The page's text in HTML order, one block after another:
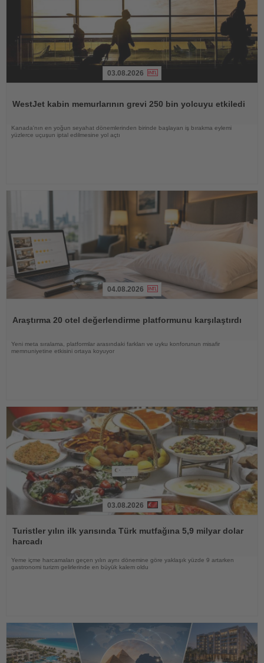
03.08.2026
WestJet kabin memurlarının grevi 250 bin yolcuyu etkiledi
Kanada'nın en yoğun seyahat dönemlerinden birinde başlayan iş bırakma eylemi
yüzlerce uçuşun iptal edilmesine yol açtı
04.08.2026
Araştırma 20 otel değerlendirme platformunu karşılaştırdı
Yeni meta sıralama, platformlar arasındaki farkları ve uyku konforunun misafir
memnuniyetine etkisini ortaya koyuyor
Oku
03.08.2026
Turistler yılın ilk yarısında Türk mutfağına 5,9 milyar dolar
harcadı
Yeme içme harcamaları geçen yılın aynı dönemine göre yaklaşık yüzde 9 artarken
gastronomi turizm gelirlerinde en büyük kalem oldu